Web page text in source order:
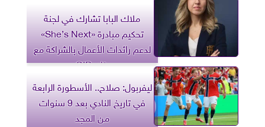
ملاك البابا تشارك في لجنة
تحكيم مبادرة «She’s Next»
لدعم رائدات الأعمال بالشراكة مع
بنك CIB
ليفربول: صلاح.. الأسطورة الرابعة
في تاريخ النادي بعد 9 سنوات
من المجد